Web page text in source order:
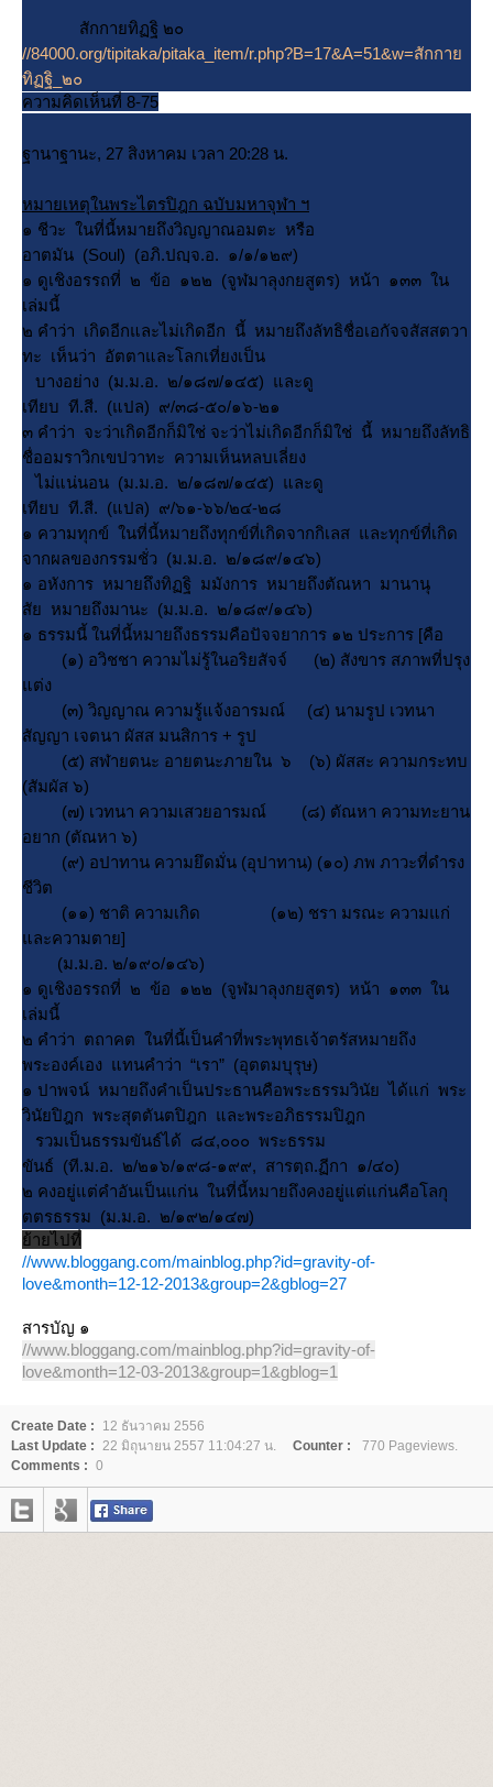
สักกายทิฏฐิ ๒๐
//84000.org/tipitaka/pitaka_item/r.php?B=17&A=51&w=สักกา
ทิฏฐิ_๒๐
ความคิดเห็นที่ 8-75
ฐานาฐานะ, 27 สิงหาคม เวลา 20:28 น.
หมายเหตุในพระไตรปิฎก ฉบับมหาจุฬา ฯ
๑ ชีวะ ในที่นี้หมายถึงวิญญาณอมตะ หรือ
อาตมัน (Soul) (อภิ.ปญฺจ.อ. ๑/๑/๑๒๙)
๑ ดูเชิงอรรถที่ ๒ ข้อ ๑๒๒ (จูฬมาลุงกยสูตร) หน้า ๑๓๓ ใน
เล่มนี้
๒ คำว่า เกิดอีกและไม่เกิดอีก นี้ หมายถึงลัทธิชื่อเอกัจจสัสสตวา
ทะ เห็นว่า อัตตาและโลกเที่ยงเป็น
บางอย่าง (ม.ม.อ. ๒/๑๘๗/๑๔๕) และดู
เทียบ ที.สี. (แปล) ๙/๓๘-๕๐/๑๖-๒๑
๓ คำว่า จะว่าเกิดอีกก็มิใช่ จะว่าไม่เกิดอีกก็มิใช่ นี้ หมายถึงลัทธิ
ชื่ออมราวิกเขปวาทะ ความเห็นหลบเลี่ยง
ไม่แน่นอน (ม.ม.อ. ๒/๑๘๗/๑๔๕) และดู
เทียบ ที.สี. (แปล) ๙/๖๑-๖๖/๒๔-๒๘
๑ ความทุกข์ ในที่นี้หมายถึงทุกข์ที่เกิดจากกิเลส และทุกข์ที่เกิด
จากผลของกรรมชั่ว (ม.ม.อ. ๒/๑๘๙/๑๔๖)
๑ อหังการ หมายถึงทิฏฐิ มมังการ หมายถึงตัณหา มานานุ
สัย หมายถึงมานะ (ม.ม.อ. ๒/๑๘๙/๑๔๖)
๑ ธรรมนี้ ในที่นี้หมายถึงธรรมคือปัจจยาการ ๑๒ ประการ [คือ
(๑) อวิชชา ความไม่รู้ในอริยสัจจ์ (๒) สังขาร สภาพที่ปรุง
ต่ง
(๓) วิญญาณ ความรู้แจ้งอารมณ์ (๔) นามรูป เวทนา
สัญญา เจตนา ผัสส มนสิการ + รูป
(๕) สฬายตนะ อายตนะภายใน ๖ (๖) ผัสสะ ความกระทบ
(สัมผัส ๖)
(๗) เวทนา ความเสวยอารมณ์ (๘) ตัณหา ความทะยาน
อยาก (ตัณหา ๖)
(๙) อปาทาน ความยึดมั่น (อุปาทาน) (๑๐) ภพ ภาวะที่ดำรง
ชีวิต
(๑๑) ชาติ ความเกิด (๑๒) ชรา มรณะ ความแก่
ละความตาย]
(ม.ม.อ. ๒/๑๙๐/๑๔๖)
๑ ดูเชิงอรรถที่ ๒ ข้อ ๑๒๒ (จูฬมาลุงกยสูตร) หน้า ๑๓๓ ใน
เล่มนี้
๒ คำว่า ตถาคต ในที่นี้เป็นคำที่พระพุทธเจ้าตรัสหมายถึง
พระองค์เอง แทนคำว่า “เรา” (อุตตมบุรุษ)
๑ ปาพจน์ หมายถึงคำเป็นประธานคือพระธรรมวินัย ได้แก่ พระ
วินัยปิฎก พระสุตตันตปิฎก และพระอภิธรรมปิฎก
รวมเป็นธรรมขันธ์ได้ ๘๔,๐๐๐ พระธรรม
ขันธ์ (ที.ม.อ. ๒/๒๑๖/๑๙๘-๑๙๙, สารตฺถ.ฏีกา ๑/๔๐)
๒ คงอยู่แต่คำอันเป็นแก่น ในที่นี้หมายถึงคงอยู่แต่แก่นคือโลกุ
ตตรธรรม (ม.ม.อ. ๒/๑๙๒/๑๔๗)
้ายไปที่
//www.bloggang.com/mainblog.php?id=gravity-of-
love&month=12-12-2013&group=2&gblog=27
สารบัญ ๑
//www.bloggang.com/mainblog.php?id=gravity-of-
love&month=12-03-2013&group=1&gblog=1
Create Date :
12 ธันวาคม 2556
Last Update : 22 มิถุนายน 2557 11:04:27 น. Counter :
770 Pageviews.
Comments : 0